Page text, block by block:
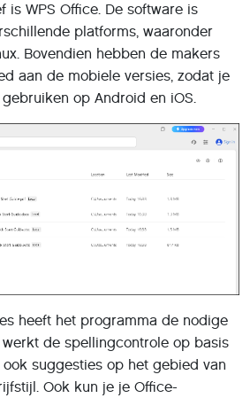
is WPS Office. De software is
platforms, waaronder
Bovendien hebben de makers
aan de mobiele versies, zodat je
op Android en iOS.
heeft het programma de nodige
werkt de spellingcontrole op basis
suggesties op het gebied van
Ook kun je je Office-